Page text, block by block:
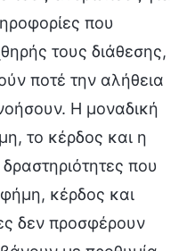
που
τους διάθεσης,
ποτέ την αλήθεια
Η μοναδική
το κέρδος και η
που
κέρδος και
δεν προσφέρουν